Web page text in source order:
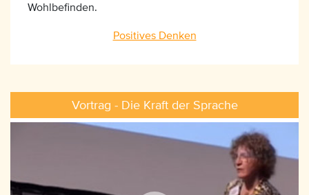
Wohlbefinden.
Positives Denken
Vortrag - Die Kraft der Sprache